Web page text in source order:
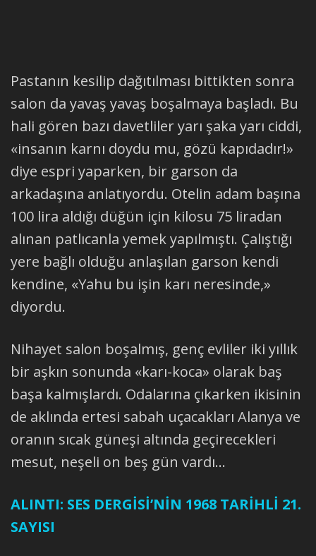
Pastanın kesilip dağıtılması bittikten sonra
salon da yavaş yavaş boşalmaya başladı. Bu
hali gören bazı davetliler yarı şaka yarı ciddi,
«insanın karnı doydu mu, gözü kapıdadır!»
diye espri yaparken, bir garson da
arkadaşına anlatıyordu. Otelin adam başına
100 lira aldığı düğün için kilosu 75 liradan
alınan patlıcanla yemek yapılmıştı. Çalıştığı
yere bağlı olduğu anlaşılan garson kendi
kendine, «Yahu bu işin karı neresinde,»
diyordu.
Nihayet salon boşalmış, genç evliler iki yıllık
bir aşkın sonunda «karı-koca» olarak baş
başa kalmışlardı. Odalarına çıkarken ikisinin
de aklında ertesi sabah uçacakları Alanya ve
oranın sıcak güneşi altında geçirecekleri
mesut, neşeli on beş gün vardı...
ALINTI: SES DERGİSİ’NİN 1968 TARİHLİ 21.
SAYISI